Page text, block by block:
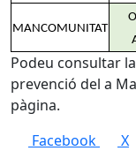
MANCOMUNITAT
Podeu consultar
prevenció del a
pàgina.
Facebook
X